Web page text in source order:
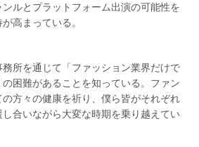
ルとプラットフォーム出演の可能性を
高まっている。
所を通じて「ファッション業界だけで
困難があることを知っている。ファン
方々の健康を祈り、僕ら皆がそれぞれ
合いながら大変な時期を乗り越えてい